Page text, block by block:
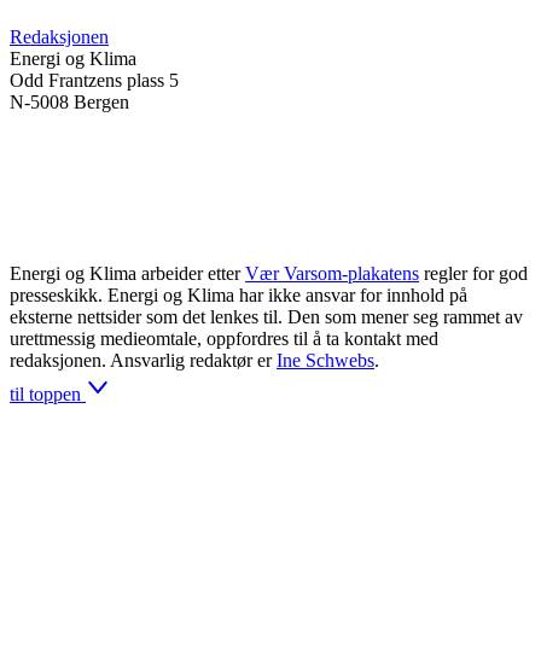
Redaksjonen
Energi og Klima
Odd Frantzens plass 5
N-5008 Bergen
Energi og Klima arbeider etter Vær Varsom-plakatens regler for god
presseskikk. Energi og Klima har ikke ansvar for innhold på
eksterne nettsider som det lenkes til. Den som mener seg rammet av
urettmessig medieomtale, oppfordres til å ta kontakt med
redaksjonen. Ansvarlig redaktør er Ine Schwebs.
til toppen